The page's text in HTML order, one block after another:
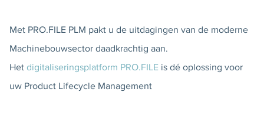
Met PRO.FILE PLM pakt u de uitdagingen van de moderne
Machinebouwsector daadkrachtig aan.
Het digitaliseringsplatform PRO.FILE is dé oplossing voor
uw Product Lifecycle Management